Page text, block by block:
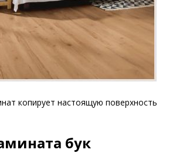
копирует настоящую поверхность
бук